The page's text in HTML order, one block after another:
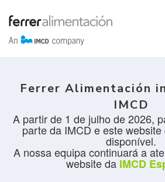
Ferrer Alimentación
IMCD
A partir de 1 de julho de 2026,
parte da IMCD e este
disponível.
A nossa equipa continuará a
website da IMCD